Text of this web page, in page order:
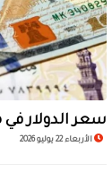
سعر الدولار
الأربعاء 22 يوليو 2026